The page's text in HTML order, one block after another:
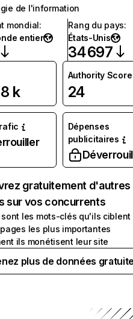
de l'information
mondial:
entier
Rang du pays:
États-Unis
34 697
k
Authority Score
24
Dépenses
publicitaires
gratuitement d'autres
sur vos concurrents
sont les mots-clés qu'ils ciblent
les plus importantes
ils monétisent leur site
plus de données